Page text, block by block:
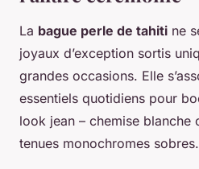
La bague perle de tahiti ne
joyaux d’exception sortis
grandes occasions. Elle
essentiels quotidiens pour
look jean – chemise blanche
tenues monochromes sobres.